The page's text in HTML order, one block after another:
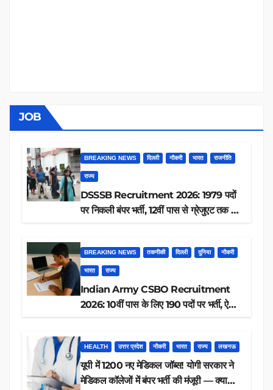
JOB
BREAKING NEWS दिल्ली नौकरी भारत राजनीति
राज्य
DSSSB Recruitment 2026: 1979 पदों
पर निकली बंपर भर्ती, 12वीं पास से ग्रेजुएट तक करें
BREAKING NEWS तकनीकी दिल्ली दुनिया नौकरी
भारत राज्य
Indian Army CSBO Recruitment
2026: 10वीं पास के लिए 190 पदों पर भर्ती, ऐसे
HEALTH उत्तर प्रदेश नौकरी भारत राज्य लखनऊ
यूपी में 1200 नए मेडिकल जॉब्स! योगी सरकार ने
मेडिकल कॉलेजों में बंपर भर्ती की मंजूरी — क्या